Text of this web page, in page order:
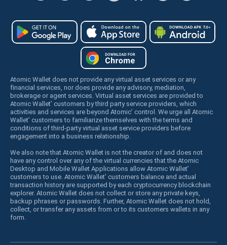
Atomic Wallet does not provide any virtual asset services or any
financial services, nor does provide any advisory, mediation,
brokerage or agent services. Virtual asset services are provided to
Atomic Wallet’ customers by third party service providers, which
activities and services are beyond Atomic’ control. We urge all Atomic
Wallet’ customers to familiarize themselves with the terms and
conditions of third-party virtual asset service providers before
engagement into a business relationship.
We also note that Atomic Wallet is not the creator of and does not
have any control over any of the virtual currencies that the Atomic
Desktop and Mobile Wallet Applications allow Atomic Wallet’
customers to use. Atomic Wallet’ customers balance and actual
transaction history are supported by each cryptocurrency blockchain
explorer. Atomic Wallet does not collect or store any private keys,
backup phrases or passwords. Further, Atomic Wallet does not hold,
collect, or transfer any assets from or to its customers wallets in any
form.